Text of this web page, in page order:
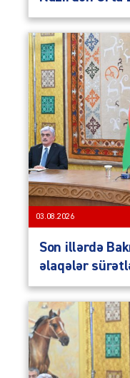
03.08.2026
Son illərdə
əlaqələr